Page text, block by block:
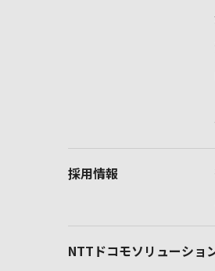
採用情報
NTTドコモソリューショ